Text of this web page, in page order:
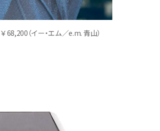
（イー・エム／e.m. 青山）